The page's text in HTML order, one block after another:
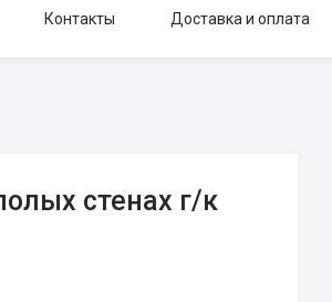
Контакты Доставка и оплата
стенах г/к